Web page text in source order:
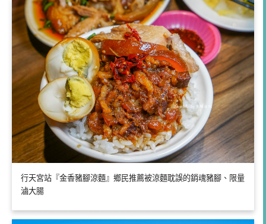
行天宮站『金香豬腳涼麵』鄉民推薦被涼麵耽誤的銷魂豬腳、限量
滷大腸